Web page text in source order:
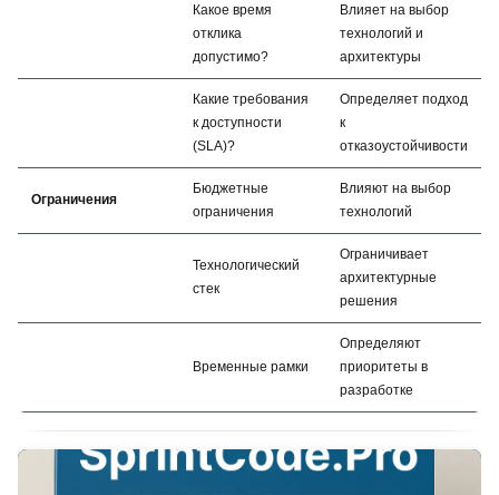
Какое время
отклика
допустимо?
Влияет на выбор
технологий и
архитектуры
Какие требования
к доступности
(SLA)?
Определяет подход
к
отказоустойчивости
Ограничения
Бюджетные
ограничения
Влияют на выбор
технологий
Технологический
стек
Ограничивает
архитектурные
решения
Временные рамки
Определяют
приоритеты в
разработке